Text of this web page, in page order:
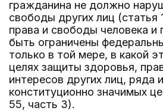
гражданина не должно
свободы других лиц (статья
права и свободы человека и
быть ограничены
только в той мере, в какой
целях защиты здоровья,
интересов других лиц, ряда
конституционно значимых
55, часть 3).